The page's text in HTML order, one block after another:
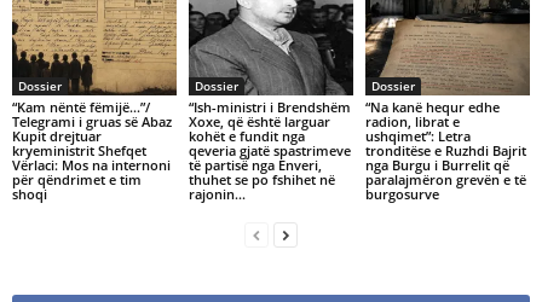
Dossier
“Kam nëntë fëmijë…”/
Telegrami i gruas së Abaz
Kupit drejtuar
kryeministrit Shefqet
Vërlaci: Mos na internoni
për qëndrimet e tim
shoqi
Dossier
“Ish-ministri i Brendshëm
Xoxe, që është larguar
kohët e fundit nga
qeveria gjatë spastrimeve
të partisë nga Enveri,
thuhet se po fshihet në
rajonin...
Dossier
“Na kanë hequr edhe
radion, librat e
ushqimet”: Letra
tronditëse e Ruzhdi Bajrit
nga Burgu i Burrelit që
paralajmëron grevën e të
burgosurve